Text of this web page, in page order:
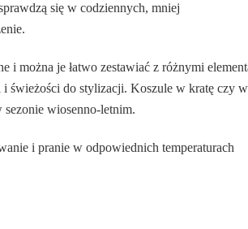
się w codziennych, mniej
i można je łatwo zestawiać z różnymi
świeżości do stylizacji. Koszule w kratę czy w
wiosenno-letnim.
i pranie w odpowiednich temperaturach